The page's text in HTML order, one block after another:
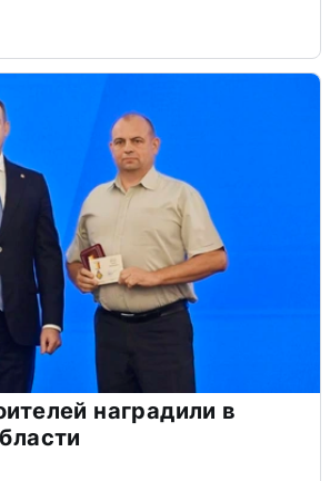
наградили в